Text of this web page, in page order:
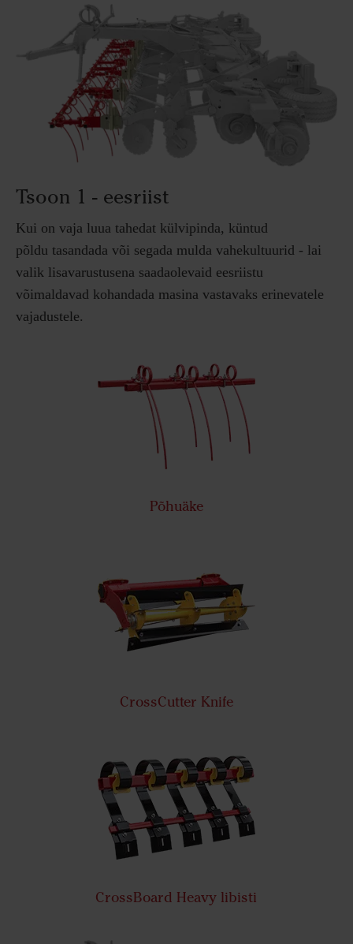
Tsoon 1 - eesriist
Kui on vaja luua tahedat külvipinda, küntud
põldu tasandada või segada mulda vahekultuurid - lai
valik lisavarustusena saadaolevaid eesriistu
võimaldavad kohandada masina vastavaks erinevatele
vajadustele.
Põhuäke
CrossCutter Knife
CrossBoard Heavy libisti